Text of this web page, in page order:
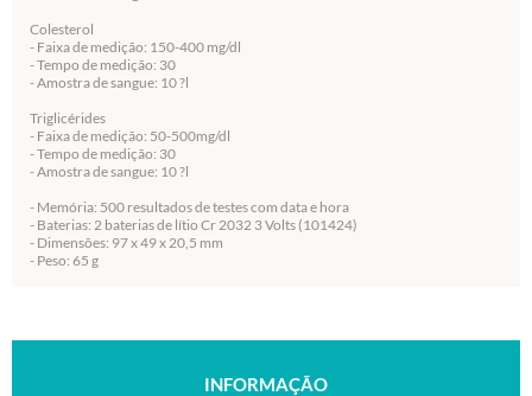
Colesterol
- Faixa de medição: 150-400 mg/dl
- Tempo de medição: 30
- Amostra de sangue: 10 ?l
Triglicérides
- Faixa de medição: 50-500mg/dl
- Tempo de medição: 30
- Amostra de sangue: 10 ?l
- Memória: 500 resultados de testes com data e hora
- Baterias: 2 baterias de lítio Cr 2032 3 Volts (101424)
- Dimensões: 97 x 49 x 20,5 mm
- Peso: 65 g
INFORMAÇÃO